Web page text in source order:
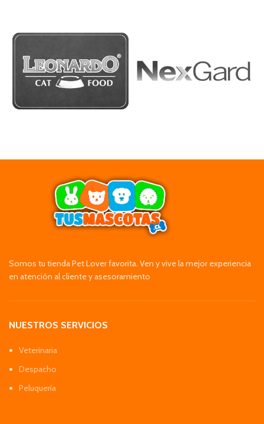
Somos tu tienda Pet Lover favorita. Ven y vive la mejor experiencia
en atención al cliente y asesoramiento
NUESTROS SERVICIOS
Veterinaria
Despacho
Peluquería